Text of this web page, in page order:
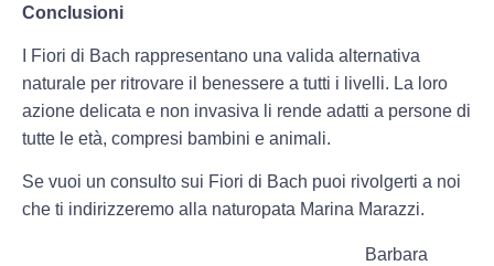
Conclusioni
I Fiori di Bach rappresentano una valida alternativa
naturale per ritrovare il benessere a tutti i livelli. La loro
azione delicata e non invasiva li rende adatti a persone di
tutte le età, compresi bambini e animali.
Se vuoi un consulto sui Fiori di Bach puoi rivolgerti a noi
che ti indirizzeremo alla naturopata Marina Marazzi.
Barbara